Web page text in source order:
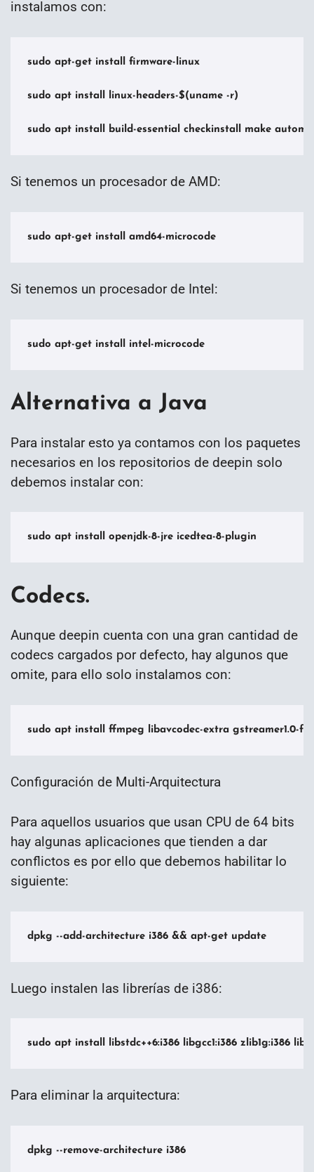
instalamos con:
sudo apt-get install firmware-linux
sudo apt install linux-headers-$(uname -r)
sudo apt install build-essential checkinstall make
Si tenemos un procesador de AMD:
sudo apt-get install amd64-microcode
Si tenemos un procesador de Intel:
sudo apt-get install intel-microcode
Alternativa a Java
Para instalar esto ya contamos con los paquetes
necesarios en los repositorios de deepin solo
debemos instalar con:
sudo apt install openjdk-8-jre icedtea-8-plugin
Codecs.
Aunque deepin cuenta con una gran cantidad de
codecs cargados por defecto, hay algunos que
omite, para ello solo instalamos con:
sudo apt install ffmpeg libavcodec-extra gstreamer1.0-
Configuración de Multi-Arquitectura
Para aquellos usuarios que usan CPU de 64 bits
hay algunas aplicaciones que tienden a dar
conflictos es por ello que debemos habilitar lo
siguiente:
dpkg --add-architecture i386 && apt-get update
Luego instalen las librerías de i386:
sudo apt install libstdc++6:i386 libgcc1:i386 zlib1g:i386
Para eliminar la arquitectura:
dpkg --remove-architecture i386